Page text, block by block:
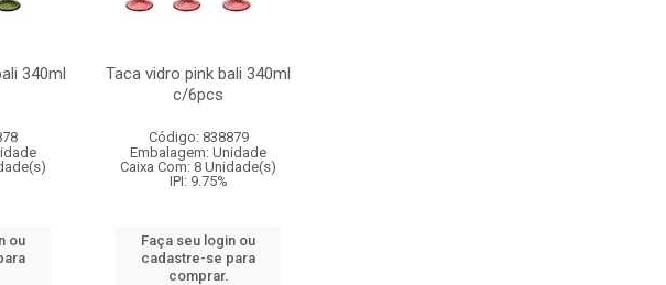
340ml
ou
Taca vidro pink bali 340ml
c/6pcs
Código: 838879
Embalagem: Unidade
Caixa Com: 8 Unidade(s)
IPI: 9.75%
Faça seu login ou
cadastre-se para
comprar.